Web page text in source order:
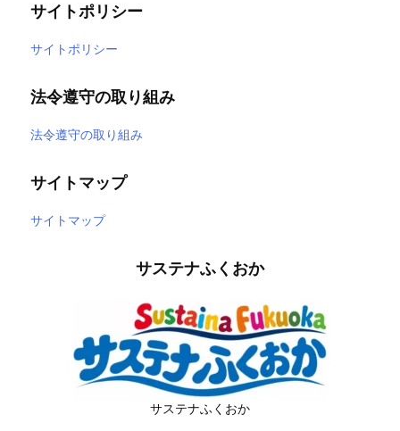
サイトポリシー
サイトポリシー
法令遵守の取り組み
法令遵守の取り組み
サイトマップ
サイトマップ
サステナふくおか
サステナふくおか